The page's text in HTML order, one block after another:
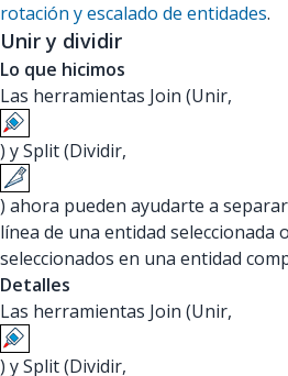
rotación y escalado de entidades.
Unir y dividir
Lo que hicimos
Las herramientas Join (Unir,
) y Split (Dividir,
) ahora pueden ayudarte a
línea de una entidad seleccionada
seleccionados en una entidad
Detalles
Las herramientas Join (Unir,
) y Split (Dividir,